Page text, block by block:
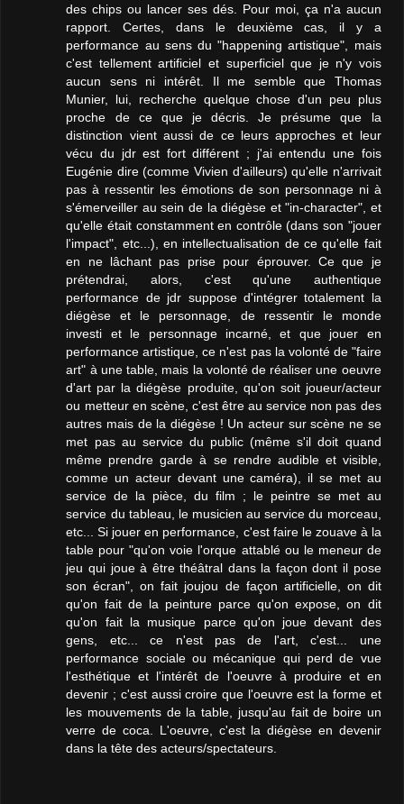
des chips ou lancer ses dés. Pour moi, ça n'a aucun
rapport. Certes, dans le deuxième cas, il y a
performance au sens du "happening artistique", mais
c'est tellement artificiel et superficiel que je n'y vois
aucun sens ni intérêt. Il me semble que Thomas
Munier, lui, recherche quelque chose d'un peu plus
proche de ce que je décris. Je présume que la
distinction vient aussi de ce leurs approches et leur
vécu du jdr est fort différent ; j'ai entendu une fois
Eugénie dire (comme Vivien d'ailleurs) qu'elle n'arrivait
pas à ressentir les émotions de son personnage ni à
s'émerveiller au sein de la diégèse et "in-character", et
qu'elle était constamment en contrôle (dans son "jouer
l'impact", etc...), en intellectualisation de ce qu'elle fait
en ne lâchant pas prise pour éprouver. Ce que je
prétendrai, alors, c'est qu'une authentique
performance de jdr suppose d'intégrer totalement la
diégèse et le personnage, de ressentir le monde
investi et le personnage incarné, et que jouer en
performance artistique, ce n'est pas la volonté de "faire
art" à une table, mais la volonté de réaliser une oeuvre
d'art par la diégèse produite, qu'on soit joueur/acteur
ou metteur en scène, c'est être au service non pas des
autres mais de la diégèse ! Un acteur sur scène ne se
met pas au service du public (même s'il doit quand
même prendre garde à se rendre audible et visible,
comme un acteur devant une caméra), il se met au
service de la pièce, du film ; le peintre se met au
service du tableau, le musicien au service du morceau,
etc... Si jouer en performance, c'est faire le zouave à la
table pour "qu'on voie l'orque attablé ou le meneur de
jeu qui joue à être théâtral dans la façon dont il pose
son écran", on fait joujou de façon artificielle, on dit
qu'on fait de la peinture parce qu'on expose, on dit
qu'on fait la musique parce qu'on joue devant des
gens, etc... ce n'est pas de l'art, c'est... une
performance sociale ou mécanique qui perd de vue
l'esthétique et l'intérêt de l'oeuvre à produire et en
devenir ; c'est aussi croire que l'oeuvre est la forme et
les mouvements de la table, jusqu'au fait de boire un
verre de coca. L'oeuvre, c'est la diégèse en devenir
dans la tête des acteurs/spectateurs.